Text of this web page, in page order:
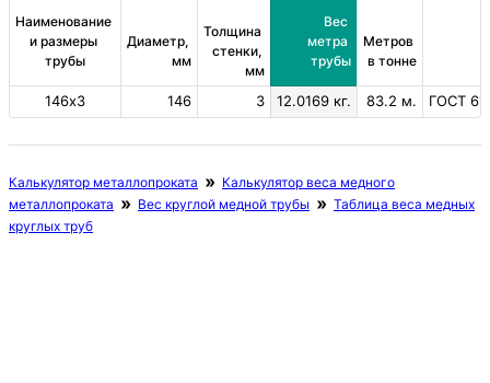
Наименование
и размеры
трубы
Диаметр,
мм
Толщина
стенки,
мм
Вес
метра
трубы
Метров
в тонне
146х3 146 3 12.0169 кг. 83.2 м. ГОСТ
Калькулятор металлопроката
Калькулятор веса медного
металлопроката
Вес круглой медной трубы
Таблица веса медных
круглых труб